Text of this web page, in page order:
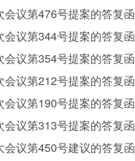
议第476号提案的答复函
议第344号提案的答复函
议第354号提案的答复函
议第212号提案的答复函
议第190号提案的答复函
议第313号提案的答复函
议第450号建议的答复函